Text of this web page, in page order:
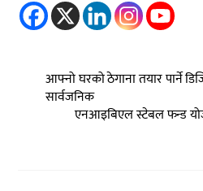
आफ्नो घरको ठेगाना तयार पार्ने
सार्वजनिक
एनआइबिएल स्टेबल फन्ड